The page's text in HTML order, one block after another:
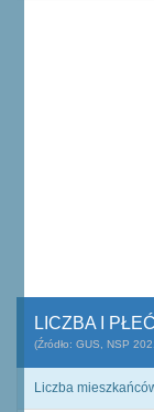
LICZBA I
(Źródło: GUS, NSP
Liczba